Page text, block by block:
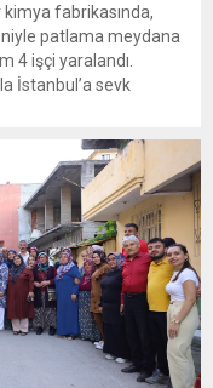
kimya fabrikasında,
patlama meydana
4 işçi yaralandı.
İstanbul’a sevk